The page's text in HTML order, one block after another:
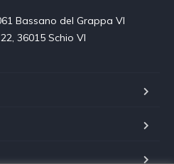
Bassano del Grappa VI
36015 Schio VI